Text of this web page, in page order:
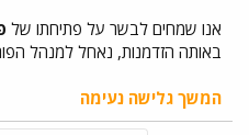
אנו שמחים לבשר על פתיחתו של
באותה הזדמנות, נאחל למנהל
המשך גלישה נעימה